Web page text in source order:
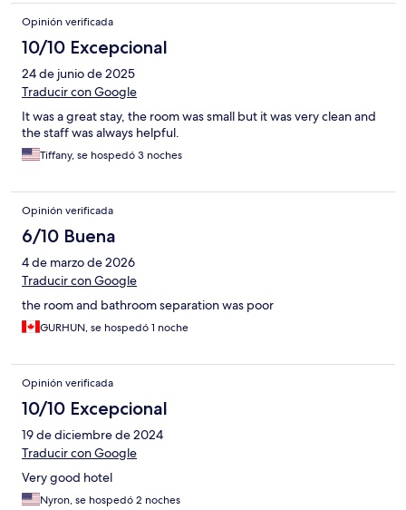
Opinión verificada
10/10 Excepcional
24 de junio de 2025
Traducir con Google
It was a great stay, the room was small but it was very clean and
the staff was always helpful.
Tiffany, se hospedó 3 noches
Opinión verificada
6/10 Buena
4 de marzo de 2026
Traducir con Google
the room and bathroom separation was poor
GURHUN, se hospedó 1 noche
Opinión verificada
10/10 Excepcional
19 de diciembre de 2024
Traducir con Google
Very good hotel
Nyron, se hospedó 2 noches